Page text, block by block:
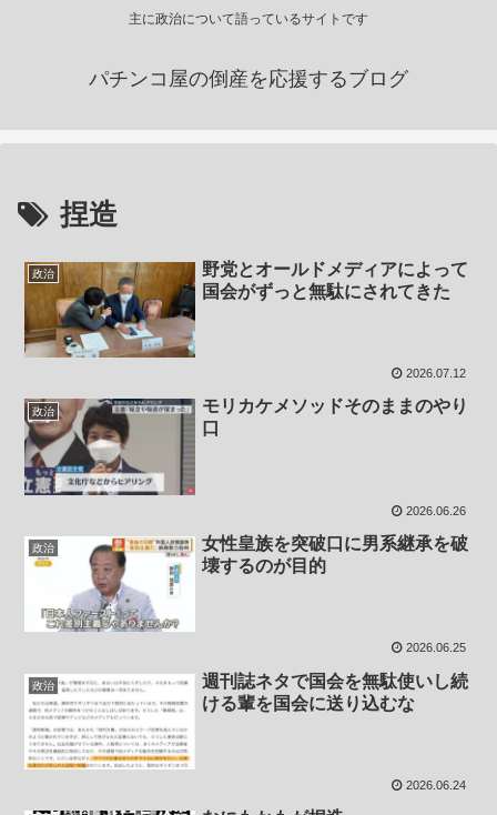
主に政治について語っているサイトです
パチンコ屋の倒産を応援するブログ
捏造
政治
野党とオールドメディアによって
国会がずっと無駄にされてきた
2026.07.12
政治
モリカケメソッドそのままのやり
口
2026.06.26
政治
女性皇族を突破口に男系継承を破
壊するのが目的
2026.06.25
政治
週刊誌ネタで国会を無駄使いし続
ける輩を国会に送り込むな
2026.06.24